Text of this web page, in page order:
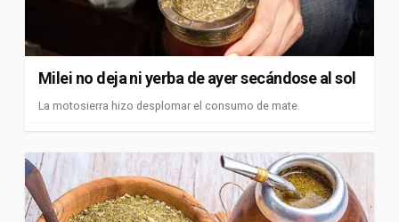
Milei no deja ni yerba de ayer secándose al sol
La motosierra hizo desplomar el consumo de mate.